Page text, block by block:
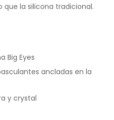
la silicona tradicional.
Big Eyes
ancladas en la
y crystal